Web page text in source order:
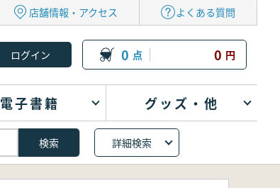
店舗情報・アクセス よくある質問
0 点 0 円
電子書籍 グッズ・他
詳細検索